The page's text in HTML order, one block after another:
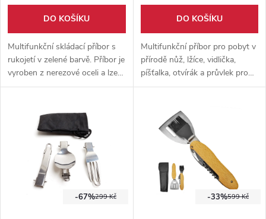
DO KOŠÍKU
Multifunkční skládací příbor s
rukojetí v zelené barvě. Příbor je
vyroben z nerezové oceli a lze
ho zpět zasunout do rukojeti
DO KOŠÍKU
Multifunkční příbor pro pobyt v
přírodě nůž, lžíce, vidlička,
píšťalka, otvírák a průvlek pro
vytvoření oštěpu.
299 Kč
-67% 599 Kč
-33%